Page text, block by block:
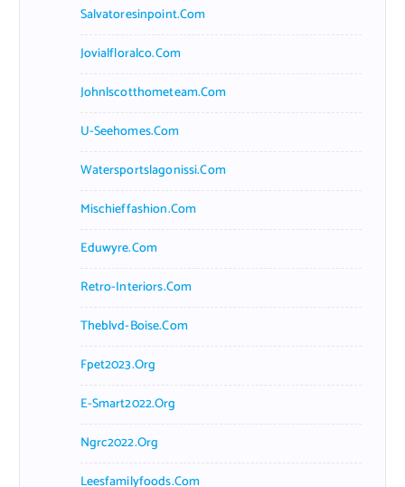
Salvatoresinpoint.com
Jovialfloralco.com
Johnlscotthometeam.com
U-Seehomes.com
Watersportslagonissi.com
Mischieffashion.com
Eduwyre.com
Retro-Interiors.com
Theblvd-Boise.com
Fpet2023.org
E-Smart2022.org
Ngrc2022.org
Leesfamilyfoods.com